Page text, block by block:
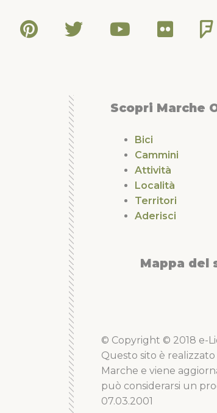
Scopri Marche
Bici
Cammini
Attività
Località
Territori
Aderisci
Mappa del
© Copyright © 2018 e-
Questo sito è
Marche e viene
può considerarsi un
07.03.2001